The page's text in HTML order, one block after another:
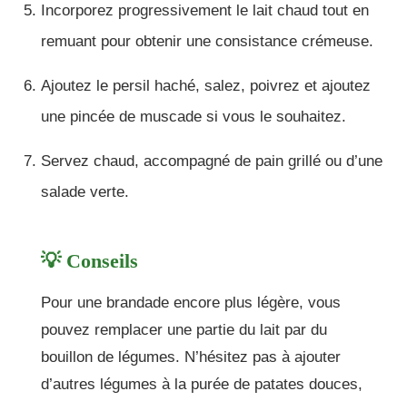
Incorporez progressivement le lait chaud tout en
remuant pour obtenir une consistance crémeuse.
Ajoutez le persil haché, salez, poivrez et ajoutez
une pincée de muscade si vous le souhaitez.
Servez chaud, accompagné de pain grillé ou d’une
salade verte.
💡 Conseils
Pour une brandade encore plus légère, vous
pouvez remplacer une partie du lait par du
bouillon de légumes. N’hésitez pas à ajouter
d’autres légumes à la purée de patates douces,